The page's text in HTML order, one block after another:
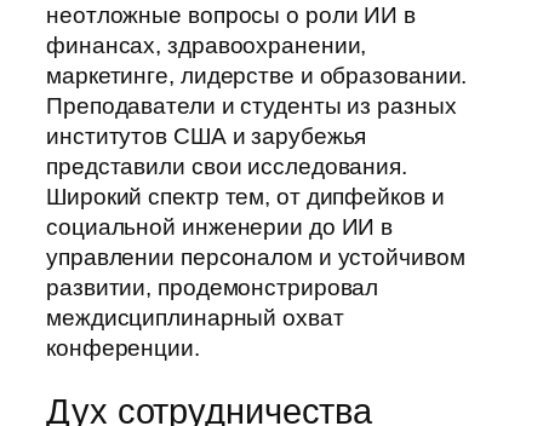
неотложные вопросы о роли ИИ в
финансах, здравоохранении,
маркетинге, лидерстве и образовании.
Преподаватели и студенты из разных
институтов США и зарубежья
представили свои исследования.
Широкий спектр тем, от дипфейков и
социальной инженерии до ИИ в
управлении персоналом и устойчивом
развитии, продемонстрировал
междисциплинарный охват
конференции.
Дух сотрудничества